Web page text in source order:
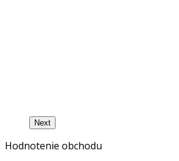
Next
Hodnotenie obchodu